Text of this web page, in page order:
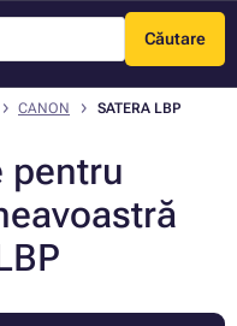
Căutare
Meniu
CANON SATERA LBP
pentru